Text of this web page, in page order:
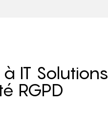
IT Solutions
RGPD